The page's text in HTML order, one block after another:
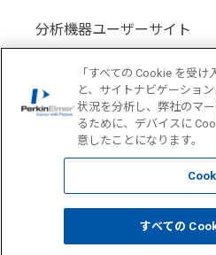
分析機器ユーザーサイト
分析機器代理店サイト
Location: Japan(Change USA
COPYRIGHT © 1998-2026
「すべての Cookie を受
と、サイトナビゲーショ
状況を分析し、弊社のマ
るために、デバイスに
意したことになります。
すべての